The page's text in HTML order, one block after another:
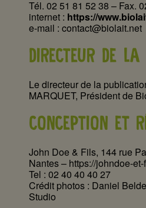
Tél. 02 51 81 52 38 – Fax.
internet : https://
e-mail : contact@biolait.net
DIRECTEUR DE
Le directeur de la
MARQUET, Président de
CONCEPTION ET
John Doe & Fils, 144 rue
Nantes – https://johndoe-
Tel : 02 40 40 40 27
Crédit photos : Daniel
Studio